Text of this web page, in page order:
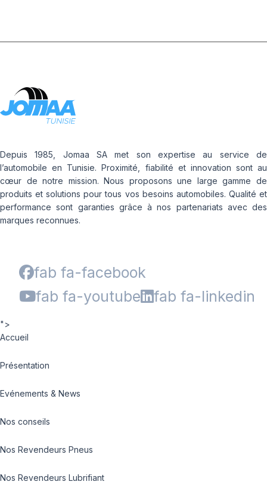
Depuis 1985, Jomaa SA met son expertise au service de
l’automobile en Tunisie. Proximité, fiabilité et innovation sont au
cœur de notre mission. Nous proposons une large gamme de
produits et solutions pour tous vos besoins automobiles. Qualité et
performance sont garanties grâce à nos partenariats avec des
marques reconnues.
fab fa-facebook
fab fa-youtube
fab fa-linkedin
">
Accueil
Présentation
Evénements & News
Nos conseils
Nos Revendeurs Pneus
Nos Revendeurs Lubrifiant